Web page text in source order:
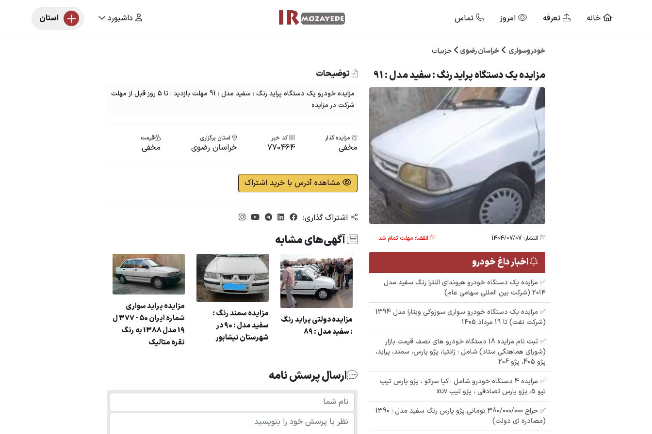
خانه تعرفه امروز تماس داشبورد استان
خودروسواری خراسان رضوی جزییات
مزایده یک دستگاه پراید رنگ : سفید مدل : 91
انتشار: 1404/07/07 انقضا: مهلت تمام شد
اخبار داغ خودرو
✅ مزایده یک دستگاه خودرو هیوندای النترا رنگ سفید مدل
۲۰۱۴ (شرکت بین المللی سهامی عام)
✅ مزایده یک دستگاه خودرو سواری سوزوکی ویتارا مدل 1394
(شرکت نفت) تا 19 مرداد 1405
✅ ثبت نام مزایده 18 دستگاه خودرو های نصف قیمت بازار
(شورای هماهنگی ستاد) شامل : زانتیا، پژو پارس، سمند، پراید،
پژو 405، پژو 206
✅ مزایده 4 دستگاه خودرو شامل : کیا سراتو ، پژو پارس تیپ
تیو 5، پژو پارس تصادفی ، پژو تیپ xuv
✅ حراج 380/000/000 تومانی پژو پارس رنگ سفید مدل : 1390
(مصادره ای دولت)
توضیحات
مزایده خودرو یک دستگاه پراید رنگ : سفید مدل : 91 مهلت بازدید : تا 5 روز قبل از مهلت
شرکت در مزایده
مزایده گذار
مخفی
کد خبر
770464
استان برگزاری
خراسان رضوی
قیمت :
مخفی
مشاهده آدرس با خرید اشتراک
اشتراک گذاری:
آگهی‌های مشابه
مزایده پراید سواری
شماره ایران 50 - 377 ل
19 مدل 1388 به رنگ
نقره متالیک
مزایده سمند رنگ :
سفید مدل : 90 در
شهرستان نیشابور
مزایده دولتی پراید رنگ
: سفید مدل : 89
مزایده یک دستگاه
89
مزایده پارس tu5 رنگ :
سفید مدل : 99
مزایده وانت پیکان رنگ
ارسال پرسش نامه